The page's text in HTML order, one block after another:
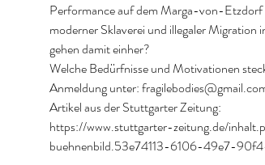
Performance auf dem Marga-von-Etzdorf
moderner Sklaverei und illegaler
gehen damit einher?
Welche Bedürfnisse und Motivationen
Anmeldung unter:
Artikel aus der Stuttgarter Zeitung:
https://www.stuttgarter-zeitung.de/
buehnenbild.53e74113-6106-49e7-